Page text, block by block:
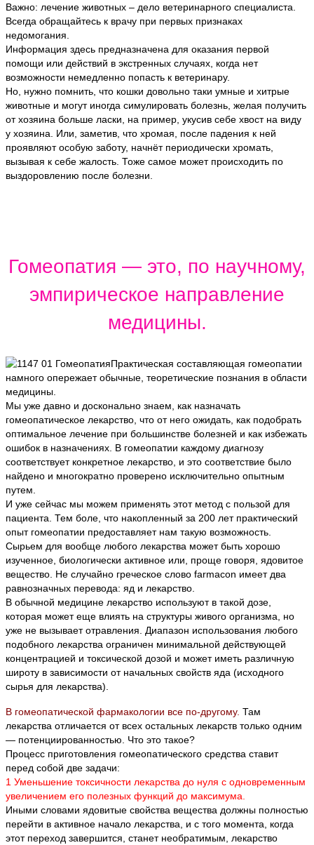
Важно: лечение животных – дело ветеринарного специалиста.
Всегда обращайтесь к врачу при первых признаках
недомогания.
Информация здесь предназначена для оказания первой
помощи или действий в экстренных случаях, когда нет
возможности немедленно попасть к ветеринару.
Но, нужно помнить, что кошки довольно таки умные и хитрые
животные и могут иногда симулировать болезнь, желая получить
от хозяина больше ласки, на пример, укусив себе хвост на виду
у хозяина. Или, заметив, что хромая, после падения к ней
проявляют особую заботу, начнёт периодически хромать,
вызывая к себе жалость. Тоже самое может происходить по
выздоровлению после болезни.
Гомеопатия — это, по научному,
эмпирическое направление
медицины.
Практическая составляющая гомеопатии
намного опережает обычные, теоретические познания в области
медицины.
Мы уже давно и досконально знаем, как назначать
гомеопатическое лекарство, что от него ожидать, как подобрать
оптимальное лечение при большинстве болезней и как избежать
ошибок в назначениях. В гомеопатии каждому диагнозу
соответствует конкретное лекарство, и это соответствие было
найдено и многократно проверено исключительно опытным
путем.
И уже сейчас мы можем применять этот метод с пользой для
пациента. Тем боле, что накопленный за 200 лет практический
опыт гомеопатии предоставляет нам такую возможность.
Сырьем для вообще любого лекарства может быть хорошо
изученное, биологически активное или, проще говоря, ядовитое
вещество. Не случайно греческое слово farmacon имеет два
равнозначных перевода: яд и лекарство.
В обычной медицине лекарство используют в такой дозе,
которая может еще влиять на структуры живого организма, но
уже не вызывает отравления. Диапазон использования любого
подобного лекарства ограничен минимальной действующей
концентрацией и токсической дозой и может иметь различную
широту в зависимости от начальных свойств яда (исходного
сырья для лекарства).
В гомеопатической фармакологии все по-другому. Там
лекарства отличается от всех остальных лекарств только одним
— потенциированностью. Что это такое?
Процесс приготовления гомеопатического средства ставит
перед собой две задачи:
1 Уменьшение токсичности лекарства до нуля с одновременным
увеличением его полезных функций до максимума.
Иными словами ядовитые свойства вещества должны полностью
перейти в активное начало лекарства, и с того момента, когда
этот переход завершится, станет необратимым, лекарство